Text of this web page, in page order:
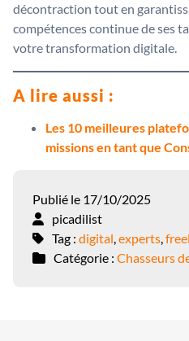
décontraction tout en
compétences continue de ses
votre transformation digitale.
A lire aussi :
Les 10 meilleures
missions en tant que
Publié le 17/10/2025
picadilist
Tag : digital,experts,
Catégorie : Chasseurs